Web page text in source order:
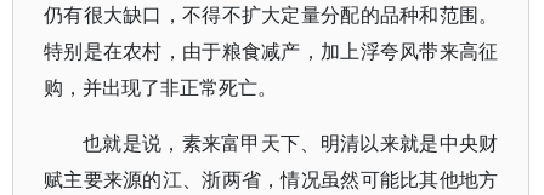
仍有很大缺口，不得不扩大定量分配的品种和范围。
特别是在农村，由于粮食减产，加上浮夸风带来高征
购，并出现了非正常死亡。
也就是说，素来富甲天下、明清以来就是中央财
赋主要来源的江、浙两省，情况虽然可能比其他地方